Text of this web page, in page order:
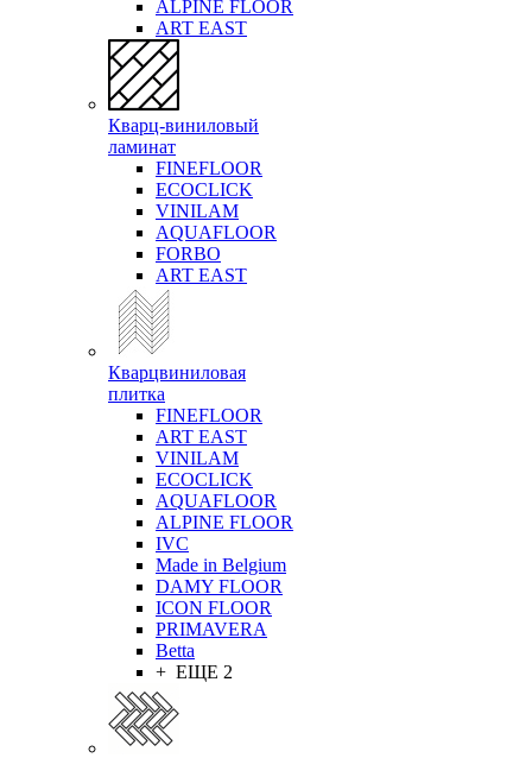
ALPINE FLOOR
ART EAST
Кварц-виниловый
ламинат
FINEFLOOR
ECOCLICK
VINILAM
AQUAFLOOR
FORBO
ART EAST
Кварцвиниловая
плитка
FINEFLOOR
ART EAST
VINILAM
ECOCLICK
AQUAFLOOR
ALPINE FLOOR
IVC
Made in Belgium
DAMY FLOOR
ICON FLOOR
PRIMAVERA
Betta
+ ЕЩЕ 2